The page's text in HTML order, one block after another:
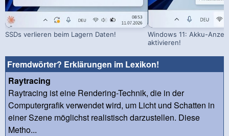
SSDs verlieren beim Lagern Daten!
Windows 11: Akku-
aktivieren!
Fremdwörter? Erklärungen im Lexikon!
Raytracing
Raytracing ist eine Rendering-Technik, die in der
Computergrafik verwendet wird, um Licht und Schatten in
einer Szene möglichst realistisch darzustellen. Diese
Metho...